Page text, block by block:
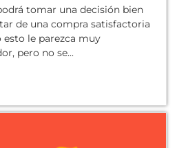
tomar una decisión bien
de una compra satisfactoria
esto le parezca muy
pero no se...